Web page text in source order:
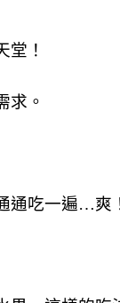
！
求。
通吃一遍…爽